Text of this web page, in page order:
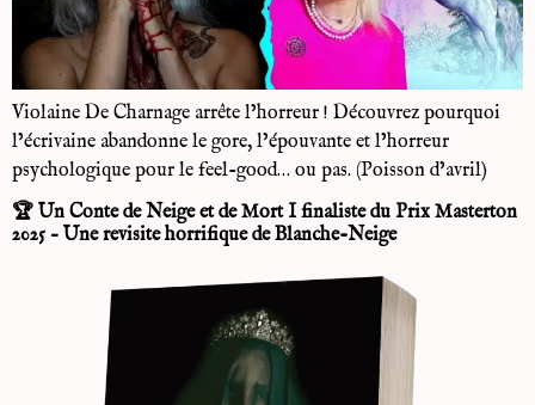
Violaine De Charnage arrête l’horreur ! Découvrez pourquoi
l’écrivaine abandonne le gore, l’épouvante et l’horreur
psychologique pour le feel-good… ou pas. (Poisson d’avril)
🏆 Un Conte de Neige et de Mort I finaliste du Prix Masterton
2025 – Une revisite horrifique de Blanche-Neige